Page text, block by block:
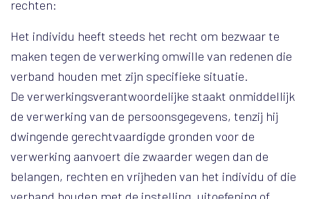
rechten:
Het individu heeft steeds het recht om bezwaar te
maken tegen de verwerking omwille van redenen die
verband houden met zijn specifieke situatie.
De verwerkingsverantwoordelijke staakt onmiddellijk
de verwerking van de persoonsgegevens, tenzij hij
dwingende gerechtvaardigde gronden voor de
verwerking aanvoert die zwaarder wegen dan de
belangen, rechten en vrijheden van het individu of die